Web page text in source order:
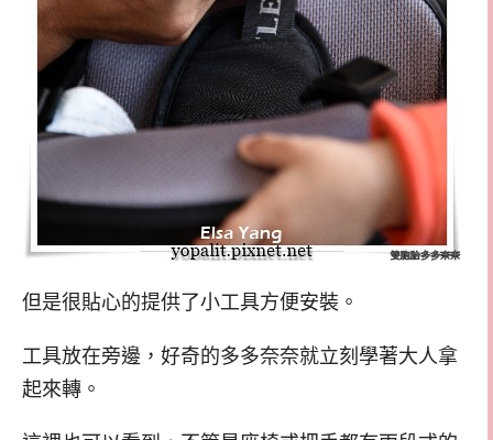
但是很貼心的提供了小工具方便安裝。
工具放在旁邊，好奇的多多奈奈就立刻學著大人拿
起來轉。